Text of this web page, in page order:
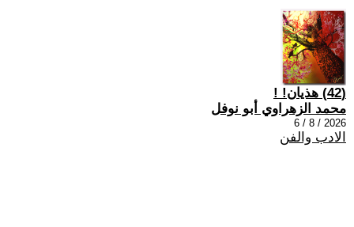
(42) هذيان! !
محمد الزهراوي أبو نوفل
2026 / 8 / 6
الادب والفن